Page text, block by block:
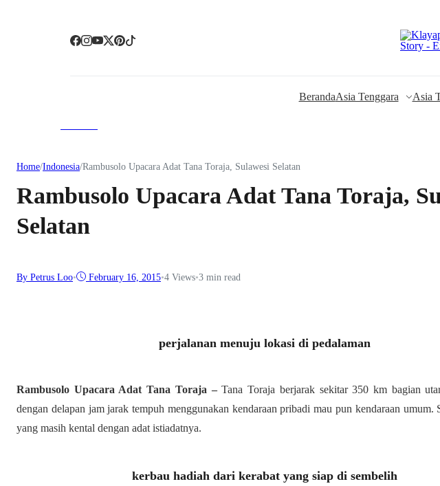
BerandaAsia Tenggara Asia
Home/Indonesia/Rambusolo Upacara Adat Tana Toraja, Sulawesi Selatan
Rambusolo Upacara Adat Tana Toraja,
Selatan
By Petrus Loo• February 16, 2015•4 Views•3 min read
perjalanan menuju lokasi di pedalaman
Rambusolo Upacara Adat Tana Toraja –Tana Toraja berjarak sekitar 350 km bagian
dengan delapan jam jarak tempuh menggunakan kendaraan pribadi mau pun kendaraan umum.
yang masih kental dengan adat istiadatnya.
kerbau hadiah dari kerabat yang siap di sembelih